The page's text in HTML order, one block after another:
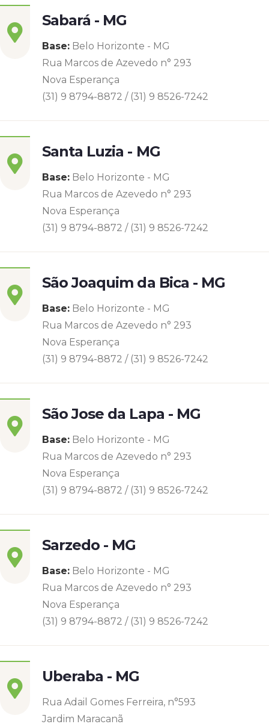
Sabará - MG
Base: Belo Horizonte - MG
Rua Marcos de Azevedo n° 293
Nova Esperança
(31) 9 8794-8872 / (31) 9 8526-7242
Santa Luzia - MG
Base: Belo Horizonte - MG
Rua Marcos de Azevedo n° 293
Nova Esperança
(31) 9 8794-8872 / (31) 9 8526-7242
São Joaquim da Bica - MG
Base: Belo Horizonte - MG
Rua Marcos de Azevedo n° 293
Nova Esperança
(31) 9 8794-8872 / (31) 9 8526-7242
São Jose da Lapa - MG
Base: Belo Horizonte - MG
Rua Marcos de Azevedo n° 293
Nova Esperança
(31) 9 8794-8872 / (31) 9 8526-7242
Sarzedo - MG
Base: Belo Horizonte - MG
Rua Marcos de Azevedo n° 293
Nova Esperança
(31) 9 8794-8872 / (31) 9 8526-7242
Uberaba - MG
Rua Adail Gomes Ferreira, n°593
Jardim Maracanã